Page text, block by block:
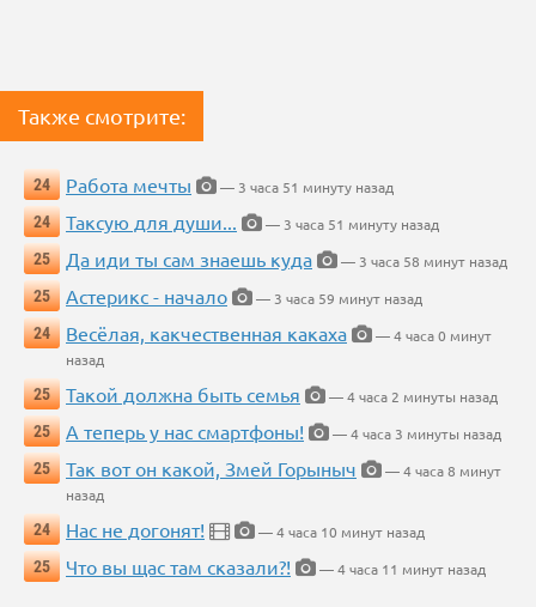
Также смотрите:
24 Работа мечты
— 3 часа 51 минуту назад
24
Таксую для души...
— 3 часа 51 минуту назад
25
Да иди ты сам знаешь куда
— 3 часа 58 минут назад
25
Астерикс - начало
— 3 часа 59 минут назад
24
Весёлая, какчественная какаха
— 4 часа 0 минут
назад
25
Такой должна быть семья
— 4 часа 2 минуты назад
25
А теперь у нас смартфоны!
— 4 часа 3 минуты назад
25
Так вот он какой, Змей Горыныч
— 4 часа 8 минут
назад
24
Нас не догонят!
— 4 часа 10 минут назад
25
Что вы щас там сказали?! — 4 часа 11 минут назад